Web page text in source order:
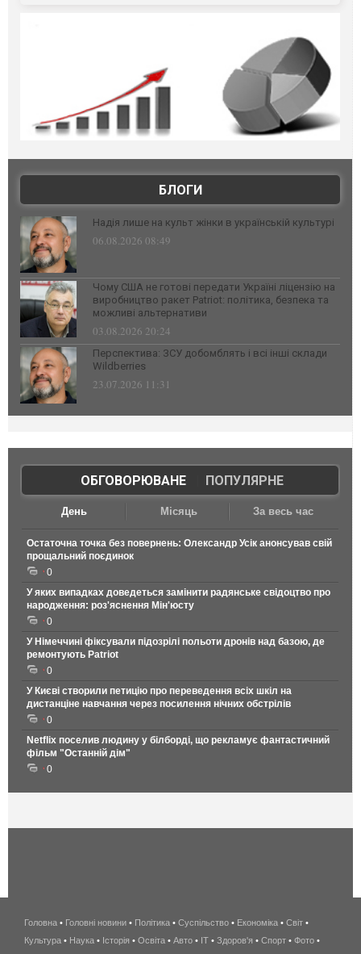
БЛОГИ
Надія лише на культ жінки в українській культурі
06.08.2026 08:49
Чому США не готові передати Україні ліцензію на
виробництво ракет Patriot: політика, безпека та
можливі альтернативи
03.08.2026 20:24
Перспектива: ЗСУ добомблять і всі інші склади
Wildberries
23.07.2026 11:31
ОБГОВОРЮВАНЕ| ПОПУЛЯРНЕ
День Місяць За весь час
Остаточна точка без повернень: Олександр Усік анонсував свій
прощальний поєдинок
0
У яких випадках доведеться замінити радянське свідоцтво про
народження: роз'яснення Мін'юсту
0
У Німеччині фіксували підозрілі польоти дронів над базою, де
ремонтують Patriot
0
У Києві створили петицію про переведення всіх шкіл на
дистанціне навчання через посилення нічних обстрілів
0
Netflix поселив людину у білборді, що рекламує фантастичний
фільм "Останній дім"
0
беспроводной
интернет
Головна • Головні новини • Політика • Суспільство • Економіка • Світ •
Культура • Наука • Історія • Освіта • Авто • IT • Здоров'я • Спорт • Фото •